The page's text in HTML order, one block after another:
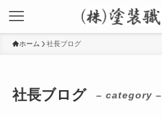
ホーム 社長ブログ
社長ブログ – category –